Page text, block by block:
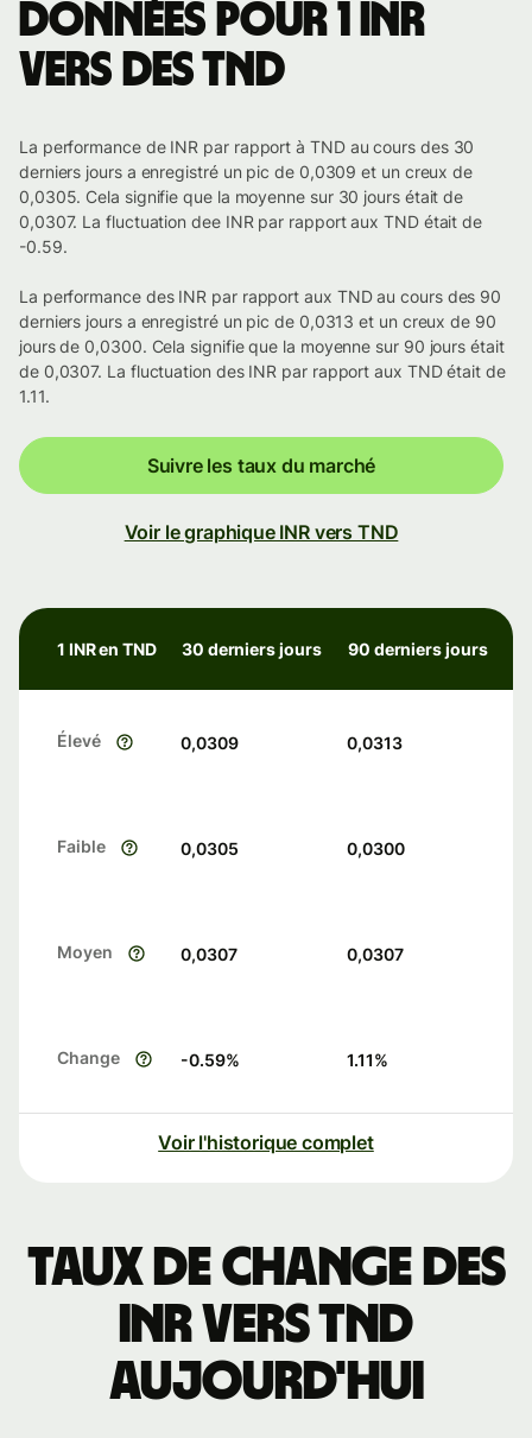
Données pour 1 INR
vers des TND
La performance de INR par rapport à TND au cours des 30
derniers jours a enregistré un pic de 0,0309 et un creux de
0,0305. Cela signifie que la moyenne sur 30 jours était de
0,0307. La fluctuation dee INR par rapport aux TND était de
-0.59.
La performance des INR par rapport aux TND au cours des 90
derniers jours a enregistré un pic de 0,0313 et un creux de 90
jours de 0,0300. Cela signifie que la moyenne sur 90 jours était
de 0,0307. La fluctuation des INR par rapport aux TND était de
1.11.
Suivre les taux du marché
Voir le graphique INR vers TND
1 INR en TND 30 derniers jours 90 derniers jours
Élevé 0,0309 0,0313
Faible 0,0305 0,0300
Moyen 0,0307 0,0307
Change -0.59% 1.11%
Voir l'historique complet
Taux de change des
INR vers TND
aujourd'hui